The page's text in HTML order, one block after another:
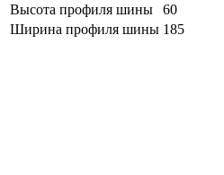
Высота профиля шины
60
Ширина профиля шины 185